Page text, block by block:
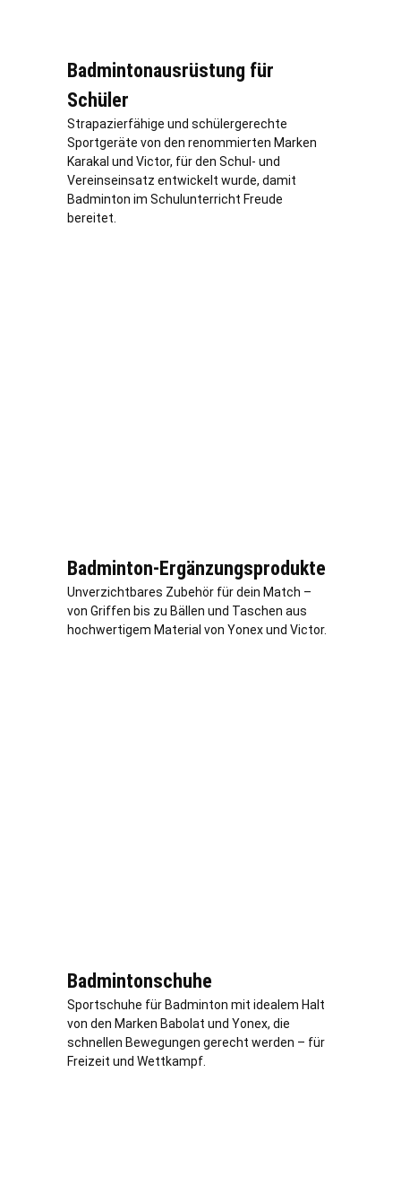
Badmintonausrüstung für
Schüler
Strapazierfähige und schülergerechte
Sportgeräte von den renommierten Marken
Karakal und Victor, für den Schul- und
Vereinseinsatz entwickelt wurde, damit
Badminton im Schulunterricht Freude
bereitet.
Badminton-Ergänzungsprodukte
Unverzichtbares Zubehör für dein Match –
von Griffen bis zu Bällen und Taschen aus
hochwertigem Material von Yonex und Victor.
Badmintonschuhe
Sportschuhe für Badminton mit idealem Halt
von den Marken Babolat und Yonex, die
schnellen Bewegungen gerecht werden – für
Freizeit und Wettkampf.